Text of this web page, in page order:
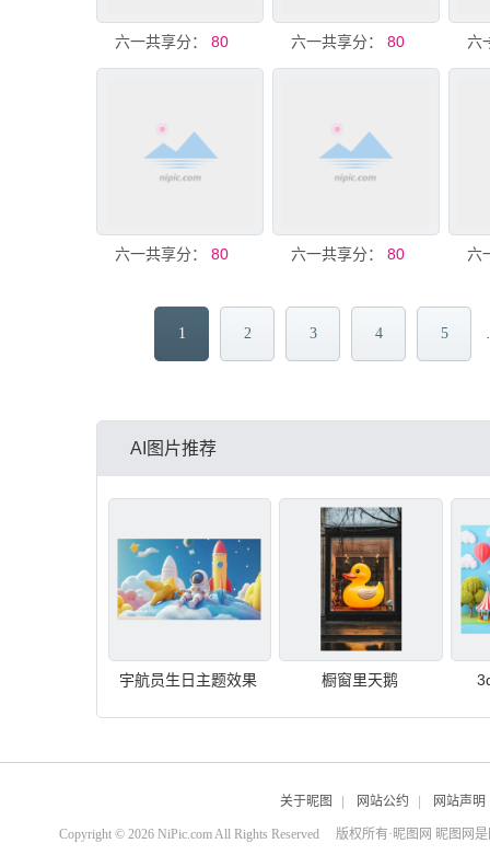
六一儿童节美陈
共享分： 80 六一儿童节美陈
共享分： 80
六一美陈
共享分： 80 六一美陈 儿童节美陈背景
共享分： 80
1 2 3 4 5
AI图片推荐
宇航员生日主题效果 橱窗里天鹅
关于昵图 | 网站公约 | 网站声明
Copyright © 2026 NiPic.com All Rights Reserved 版权所有·昵图网 昵图网